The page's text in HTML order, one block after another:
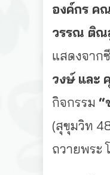
องค์กร ค
วรรณ ติณ
แสดงจาก
วงษ์และ
กิจกรรม “
(สุขุมวิท
ถวายพระ